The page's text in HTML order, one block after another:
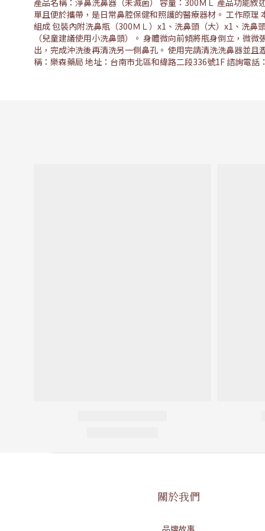
產品名稱：淨鼻洗鼻器（未滅菌） 容量：300ＭＬ 產品功能
單且便於攜帶，是日常鼻腔保健和照護的醫療器材。 工作原
組成 包裝內附洗鼻瓶（300ＭＬ）x1、洗鼻頭（大）x1、洗鼻
（兒童建議使用小洗鼻頭）。 身體微向前傾將瓶身倒立，微
出，完成沖洗後再清洗另一側鼻孔。 使用完請清洗洗鼻器並
稱：樂森藥局 地址：台南市北區和緯路二段336號1F 諮詢電
關於我們